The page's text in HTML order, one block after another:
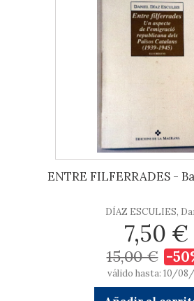
ENTRE FILFERRADES -
DÍAZ ESCULIES,
7,50 €
15,00 € -
válido hasta: 10/